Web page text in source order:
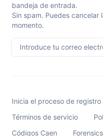
bandeja de entrada.
Sin spam. Puedes
momento.
Introduce tu correo
Inicia el proceso de
Términos de servicio
Códigos Caen